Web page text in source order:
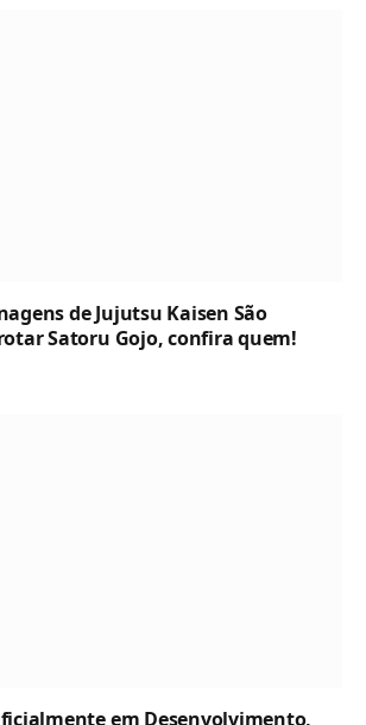
de Jujutsu Kaisen São
Satoru Gojo, confira quem!
em Desenvolvimento,